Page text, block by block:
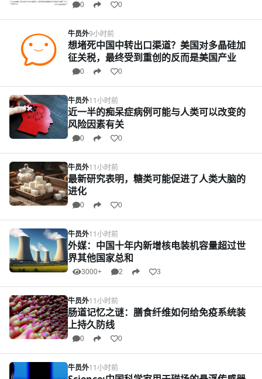
0 0
牛员外9小时前
想堵死中国中转出口渠道？美国对多晶硅加
征关税，最终受到重创的反而是美国产业
0 0
牛员外11小时前
近一半的痴呆症病例可能与人类可以改变的
风险因素有关
0 0
牛员外11小时前
最新研究表明，糖类可能促进了人类大脑的
进化
0 0
牛员外11小时前
外媒：中国十年内新增核电装机容量超过世
界其他国家总和
3000+ 2 3
牛员外11小时前
肠道记忆之谜：膳食纤维如何给免疫系统装
上持久防线
0 0
牛员外11小时前